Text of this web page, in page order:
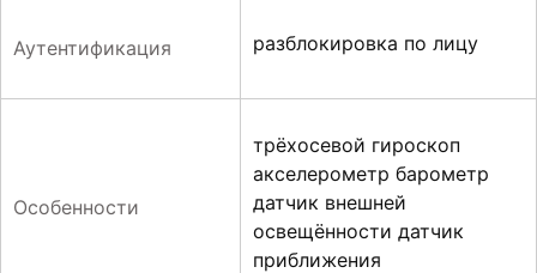
Аутентификация разблокировка по лицу
Особенности
трёхосевой гироскоп
акселерометр барометр
датчик внешней
освещённости датчик
приближения